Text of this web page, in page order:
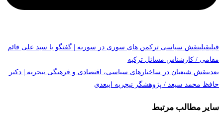
قبلیقبلینقش سیاسی ترکمن های سوری در سوریه | گفتگو با سید علی قائم
مقامی / کارشناس مسائل ترکیه
بعدینقش شیعیان در ساختارهای سیاسی، اقتصادی و فرهنگی نیجریه | دکتر
حافظ محمد سیعد / پژوهشگر نیجریه ایبعدی
سایر مطالب مرتبط